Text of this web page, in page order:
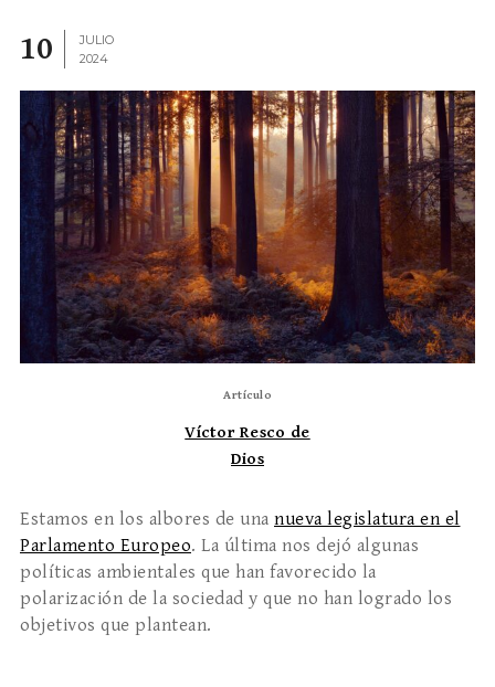
10
JULIO
2024
Artículo
Víctor Resco de
Dios
Estamos en los albores de una nueva legislatura en el
Parlamento Europeo. La última nos dejó algunas
políticas ambientales que han favorecido la
polarización de la sociedad y que no han logrado los
objetivos que plantean.